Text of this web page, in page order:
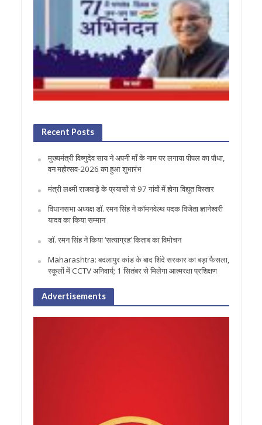
Recent Posts
मुख्यमंत्री विष्णुदेव साय ने अपनी माँ के नाम पर लगाया पीपल का पौधा,
वन महोत्सव-2026 का हुआ शुभारंभ
मंत्री लक्ष्मी राजवाड़े के प्रयासों से 97 गांवों में होगा विद्युत विस्तार
विधानसभा अध्यक्ष डॉ. रमन सिंह ने कॉमनवेल्थ पदक विजेता ज्ञानेश्वरी
यादव का किया सम्मान
डॉ. रमन सिंह ने किया ‘सत्याग्रह‘ किताब का विमोचन
Maharashtra: बदलापुर कांड के बाद शिंदे सरकार का बड़ा फैसला,
स्कूलों में CCTV अनिवार्य; 1 सितंबर से मिलेगा आत्मरक्षा प्रशिक्षण
Advertisements